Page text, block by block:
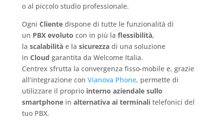
o al piccolo studio professionale.
Ogni Clientedispone di tutte le funzionalità di
un PBX evoluto con in più la flessibilità,
la scalabilitàe la sicurezzadi una soluzione
in Cloud garantita da Welcome Italia.
Centrex sfrutta la convergenza fisso-mobile e, grazie
all’integrazione con Vianova Phone, permette di
utilizzare il proprio interno aziendale sullo
smartphonein alternativa ai terminalitelefonici del
tuo PBX.